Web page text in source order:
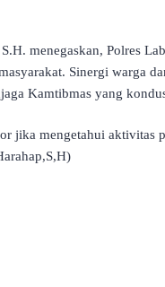
menegaskan, Polres
Sinergi warga
Kamtibmas yang
jika mengetahui aktivitas